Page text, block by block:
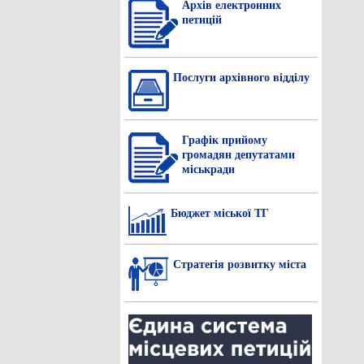
Архів електронних
петицій
Послуги архівного відділу
Графік прийому
громадян депутатами
міськради
Бюджет міської ТГ
Стратегія розвитку міста